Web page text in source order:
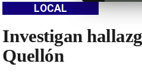
Investigan
Quellón
LOCAL